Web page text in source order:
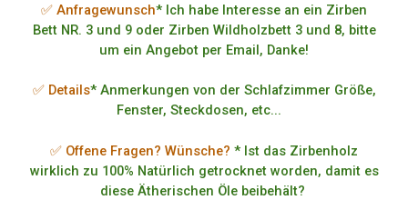
✅ Anfragewunsch* Ich habe Interesse an ein Zirben
Bett NR. 3 und 9 oder Zirben Wildholzbett 3 und 8, bitte
um ein Angebot per Email, Danke!
✅ Details* Anmerkungen von der Schlafzimmer Größe,
Fenster, Steckdosen, etc...
✅ Offene Fragen? Wünsche? * Ist das Zirbenholz
wirklich zu 100% Natürlich getrocknet worden, damit es
diese Ätherischen Öle beibehält?